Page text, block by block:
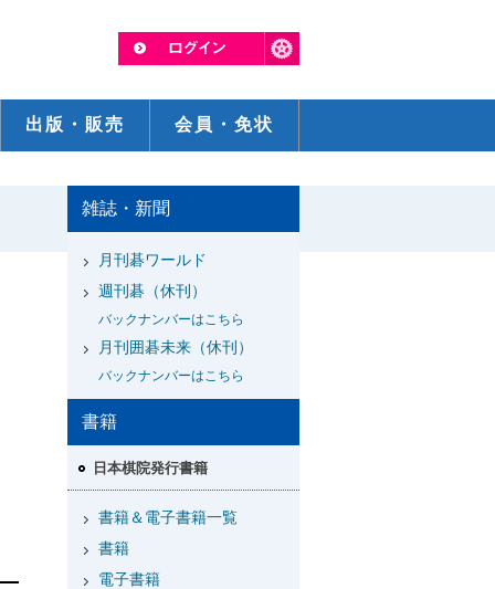
出版・販売 会員・免状
雑誌・新聞
月刊碁ワールド
週刊碁（休刊）
バックナンバーはこちら
月刊囲碁未来（休刊）
バックナンバーはこちら
書籍
日本棋院発行書籍
書籍＆電子書籍一覧
書籍
電子書籍